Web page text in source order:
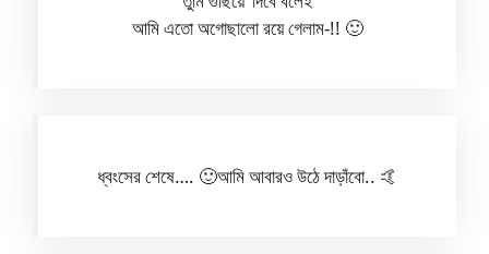
আমি এতো অগোছালো রয়ে গেলাম-!!‎‎‎‎‎‎‎‎‎‎‎‎‎‎‎‎‎‎‎‎‎‎‎‎‎‎‎‎‎‎‎‎‎‎‎‎‎‎‎‎‎‎‎‎‎‎‎‎‎‎‎‎‎‎‎‎‎‎‎‎‎‎ 🙂
ধ্বংসের শেষে…. 🙂আমি আবারও উঠে দাড়াঁবো.. 🤙